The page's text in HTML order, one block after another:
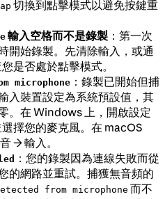
切換到點擊模式以避免按鍵重
輸入空格而不是錄製 ：第一次
開始錄製。先清除輸入，或通
是否處於點擊模式。
microphone ：錄製已開始但捕
入裝置設定為系統預設值，其
。在 Windows 上，開啟設定
擇您的麥克風。在 macOS
→ 輸入。
：您的錄製因為連線失敗而從
的網路並重試。捕獲無音頻的
from microphone 而不